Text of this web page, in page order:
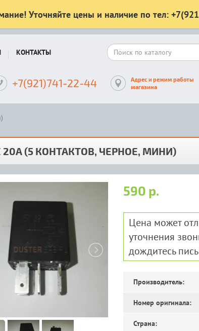
Уточняйте цены и наличие по тел:
КОНТАКТЫ
+7(921)741-22-44
Адрес и режим работы
магазина
20А (5 КОНТАКТОВ, ЧЕРНОЕ, МИНИ)
590 р.
Цена может
уточнения
дождитесь
Производитель:
Номер оригинала:
Страна: